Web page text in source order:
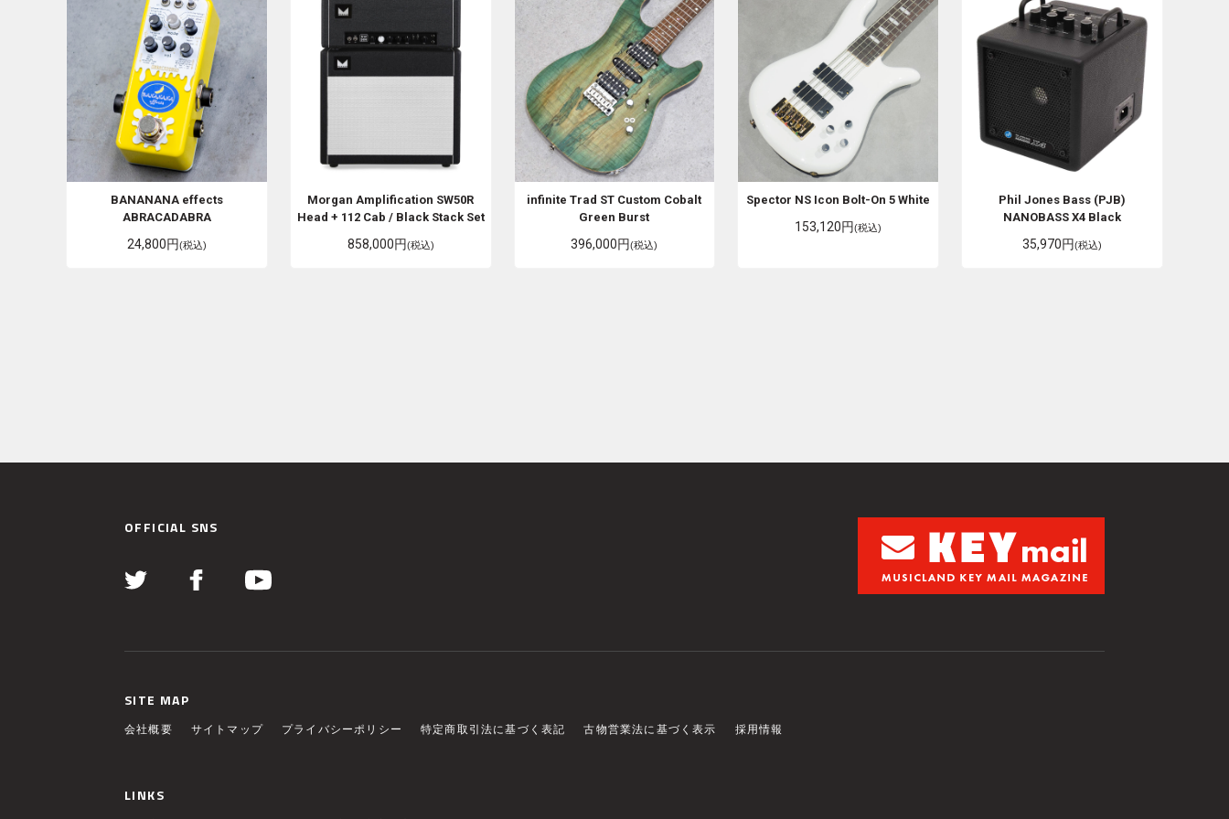
BANANANA effects
ABRACADABRA
24,800円(税込)
Morgan Amplification SW50R
Head + 112 Cab / Black Stack Set
858,000円(税込)
infiniteTrad ST Custom Cobalt
Green Burst
396,000円(税込)
Spector NS Icon Bolt-On 5 White
153,120円(税込)
Phil Jones Bass (PJB)
NANOBASS X4 Black
35,970円(税込)
OFFICIAL SNS
SITE MAP
会社概要 サイトマップ プライバシーポリシー 特定商取引法に基づく表記 古物営業法に基づく表示 採用情報
LINKS